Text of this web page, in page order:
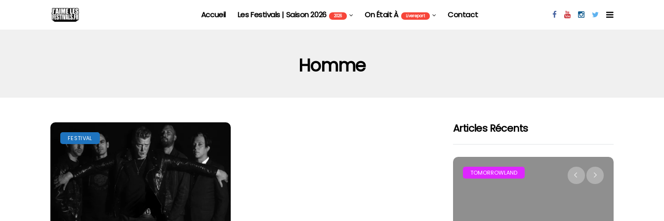
Accueil Les Festivals | Saison 2026 2026 On Était À Livereport Contact
Homme
FESTIVAL
Articles Récents
TOMORROWLAND